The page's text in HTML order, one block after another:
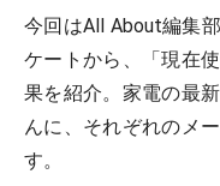
今回はAll About編集
ケートから、「現在
果を紹介。家電の最
んに、それぞれのメ
す。